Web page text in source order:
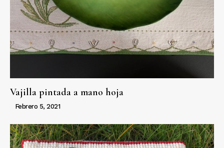
Vajilla pintada a mano hoja
Febrero 5, 2021